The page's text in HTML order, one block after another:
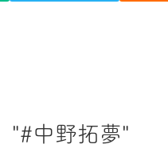
"#中野拓夢"